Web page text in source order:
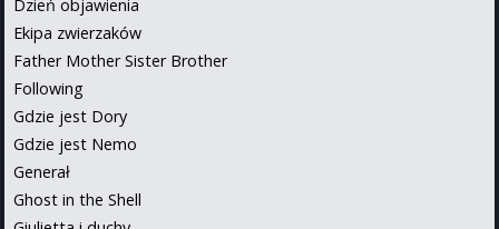
Dzień objawienia
Ekipa zwierzaków
Father Mother Sister Brother
Following
Gdzie jest Dory
Gdzie jest Nemo
Generał
Ghost in the Shell